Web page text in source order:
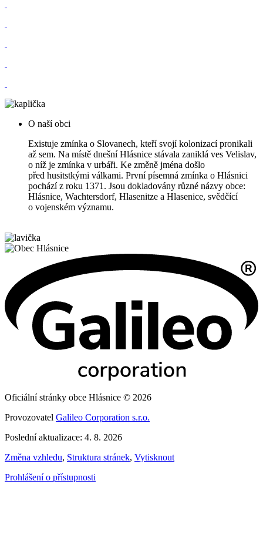
O naší obci
Existuje zmínka o Slovanech, kteří svojí kolonizací pronikali
až sem. Na místě dnešní Hlásnice stávala zaniklá ves Velislav,
o níž je zmínka v urbáři. Ke změně jména došlo
před husitstkými válkami. První písemná zmínka o Hlásnici
pochází z roku 1371. Jsou dokladovány různé názvy obce:
Hlásnice, Wachtersdorf, Hlasenitze a Hlasenice, svědčící
o vojenském významu.
Oficiální stránky obce Hlásnice © 2026
Provozovatel Galileo Corporation s.r.o.
Poslední aktualizace: 4. 8. 2026
Změna vzhledu, Struktura stránek, Vytisknout
Prohlášení o přístupnosti